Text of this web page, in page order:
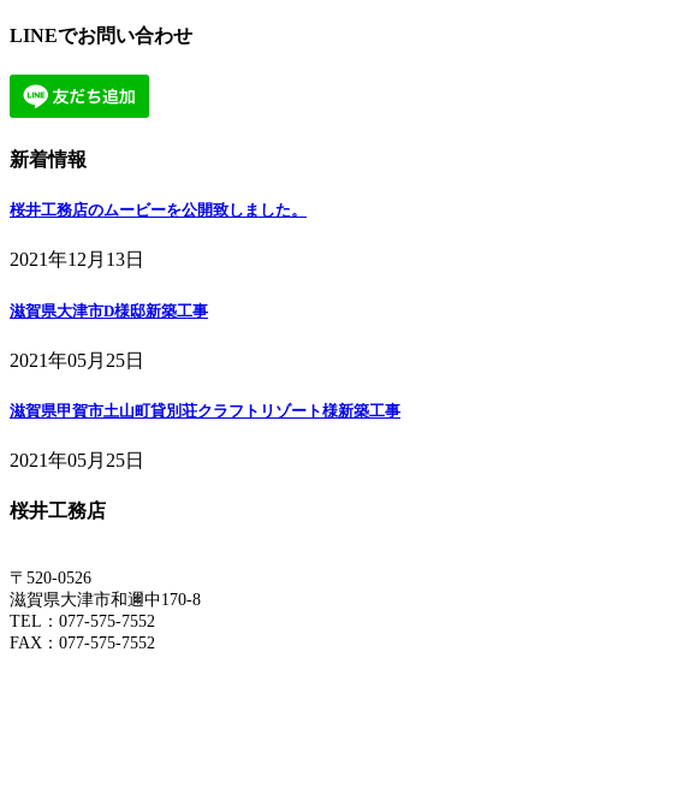
LINEでお問い合わせ
新着情報
桜井工務店のムービーを公開致しました。
2021年12月13日
滋賀県大津市D様邸新築工事
2021年05月25日
滋賀県甲賀市土山町貸別荘クラフトリゾート様新築工事
2021年05月25日
桜井工務店
〒520-0526
滋賀県大津市和邇中170-8
TEL：077-575-7552
FAX：077-575-7552